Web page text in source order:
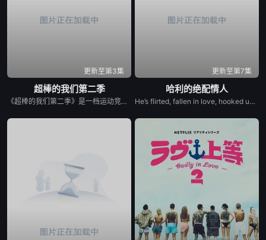
更新至第3集
超棒的我们第二季
《超棒的我们第二季》是一档运动竞技成长类真人秀，集结多位棒球少年，以多维度考核争夺席位，层层比拼后选拔9位少年锁定首发，与强队对决。全程记录少年们从独自拼搏到凝聚团魂的成长，打造兼具竞技性与观赏性的青春成长纪实。
更新至第7集
哈利的绝配情人
He’s flirted, fallen in love, hooked up, and broken up. He’s even proposed with a candy ring. But now, in the new series Let’s Marry Harry, Harry Jowsey’s ready for the real thing. After traveling all across the Netflix Reality Universe in search of his soulmate (see: Too Hot to Handle and Perfect Match as evidence), Jowsey will date a new pool of potential matches in hopes of ...